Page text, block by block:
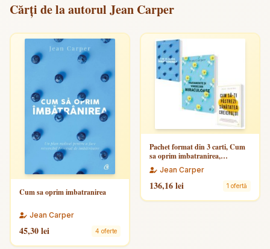
Cărți de la autorul Jean Carper
Cum sa oprim imbatranirea
Jean Carper
45,30 lei 4 oferte
Pachet format din 3 carti, Cum
sa oprim imbatranirea,
Tratamente si vindecari
miraculoase, Jean Carper
Jean Carper
136,16 lei 1 ofertă